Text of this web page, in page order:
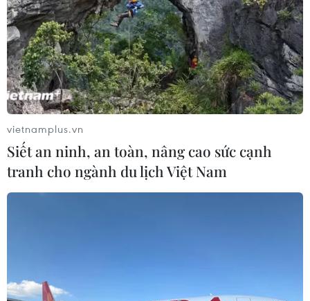
vietnamplus.vn
Siết an ninh, an toàn, nâng cao sức cạnh
tranh cho ngành du lịch Việt Nam